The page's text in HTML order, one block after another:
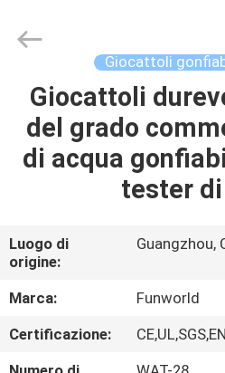
CASA
PRODOTTI
CIRCA
NOI
GIRO
Inflatables
Limited.
Giocattoli
Giocattoli
del grado
di acqua
tester di
Luogo di
origine:
Guangzhou,
Marca:
Funworld
Certificazione: